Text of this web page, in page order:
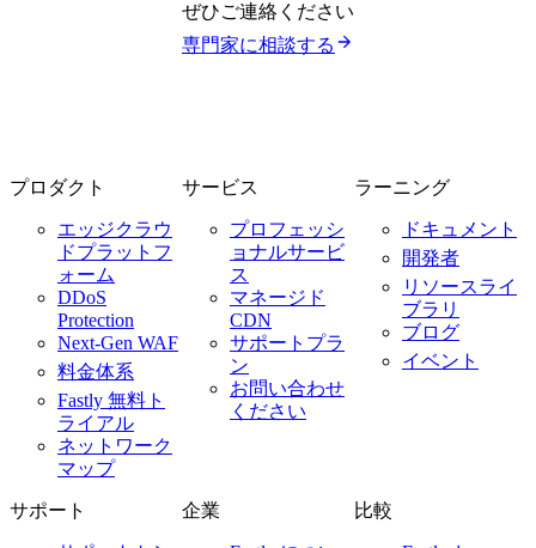
ぜひご連絡ください
専門家に相談する
プロダクト
エッジクラウ
ドプラットフ
ォーム
DDoS
Protection
Next-Gen WAF
料金体系
Fastly 無料ト
ライアル
ネットワーク
マップ
サービス
プロフェッシ
ョナルサービ
ス
マネージド
CDN
サポートプラ
ン
お問い合わせ
ください
ラーニング
ドキュメント
開発者
リソースライ
ブラリ
ブログ
イベント
サポート 企業 比較